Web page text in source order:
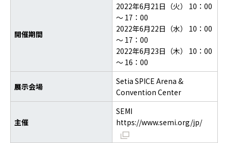
開催期間
2022年6月21日（火） 10：00
～ 17：00
2022年6月22日（水） 10：00
～ 17：00
2022年6月23日（木） 10：00
～ 16：00
展示会場
Setia SPICE Arena &
Convention Center
主催
SEMI
https://www.semi.org/jp/